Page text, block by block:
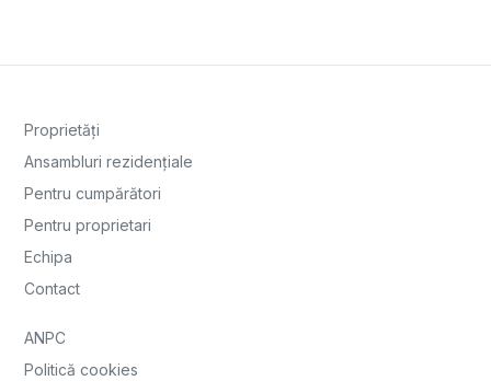
Proprietăți
Ansambluri rezidențiale
Pentru cumpărători
Pentru proprietari
Echipa
Contact
ANPC
Politică cookies